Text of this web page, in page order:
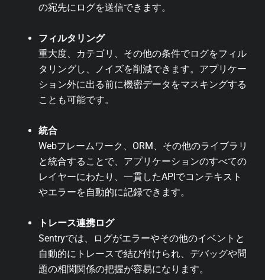
の宛先にログを送信できます。
フィルタリング
重大度、カテゴリ、その他の条件でログをフィル
タリングし、ノイズを削減できます。アプリケー
ション外に出る前に機密データをマスキングする
ことも可能です。
統合
Webフレームワーク、ORM、その他のライブラリ
と統合することで、アプリケーションのすべての
レイヤーにわたり、一貫したAPIでコンテキスト
やエラーを自動的に記録できます。
トレース連携ログ
Sentryでは、ログがエラーやその他のイベントと
自動的にトレースで結び付けられ、デバッグや問
題の相関関係の把握が容易になります。